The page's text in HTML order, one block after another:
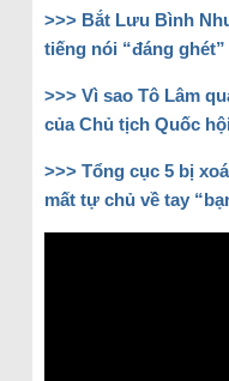
>>> Bắt Lưu Bình
tiếng nói “đáng
>>> Vì sao Tô Lâm
của Chủ tịch Quốc
>>> Tổng cục 5 bị
mất tự chủ về tay